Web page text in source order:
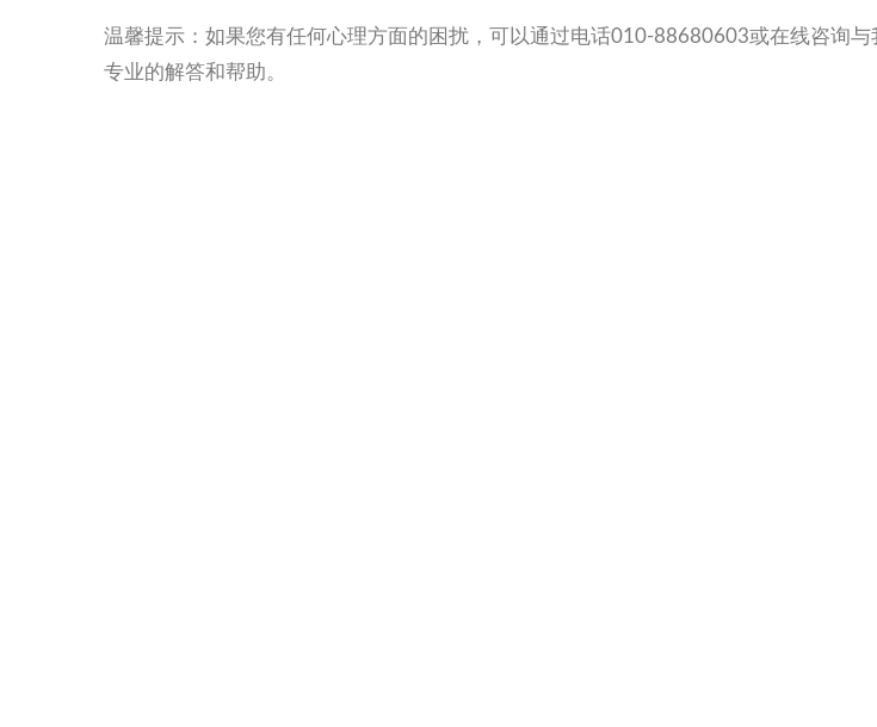
温馨提示：如果您有任何心理方面的困扰，可以通过电话010-88680603或在线咨询与
专业的解答和帮助。